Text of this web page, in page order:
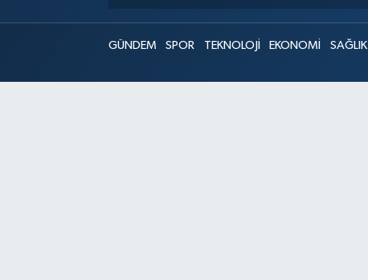
GÜNDEM SPOR TEKNOLOJİ EKONOMİ SAĞLIK